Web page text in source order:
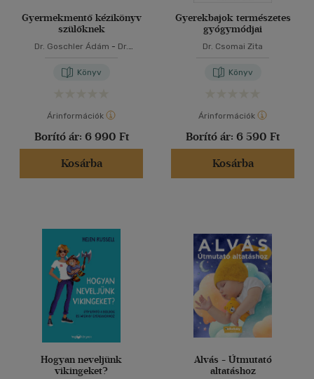
Gyermekmentő kézikönyv
szülőknek
Dr. Goschler Ádám - Dr.
Könyv
Árinformációk
Borító ár: 6 990 Ft
Kosárba
Gyerekbajok természetes
gyógymódjai
Dr. Csomai Zita
Könyv
Árinformációk
Borító ár: 6 590 Ft
Kosárba
Hogyan neveljünk
vikingeket?
Alvás - Útmutató
altatáshoz